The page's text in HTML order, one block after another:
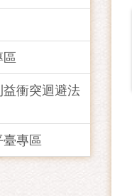
衝突迴避法
專區